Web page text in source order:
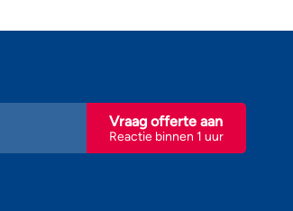
Reactie binnen 1 uur
Vraag offerte aan